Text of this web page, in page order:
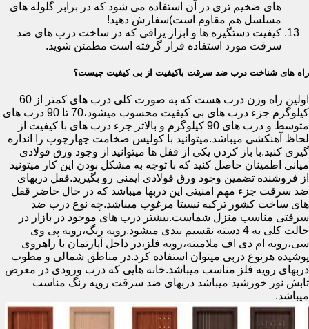
های ضخیم تری در آن استفاده می شود که در برابر گلوله های
مسلسل هم مقاوم است)سفارش دهید!
کیفیت دستگیره ها و ابزار یراقی که در ساخت درب های ضد
سرقت مورد استفاده قرار گرفته است مطمئن شوید.
راه های شناخت درب ضد سرقت باکیفیت از بی کیفیت چیست؟
اولین راه وزن درب هست که به صورت کلی درب های کمتر از 60
کیلوگرم جزء درب های بی کیفیت محسوب میشود،70 تا 90 درب های
متوسط و درب های 90 کیلوگرم و بالاتر جزء درب های با کیفیت از
لحاظ آهنکشی میباشد.میتوانید با کولیس ضخامت چهارچوب را اندازه
گیری کنید.با باز کردن یکی از قفل ها میتوانید از وجود ورق فولادی
میانی اطمینان حاصل کنید که با توجه به مشکل بودن این کار میتونید
از فروشنده تضمین وجود ورق فولادی ایمنی رو بگیرید.قفل دربهای
ضد سرقت جزء مهم امنیتی این دربها میباشد که در حال حاضر قفل
های ساخت کشور ترکیه نسبتا مرغوب میباشد.چه نوع درب ضد
سرقتی مناسب منزل شماست.بیشتر درب های موجود در بازار در
حالت کلی به 4 دسته تقسیم بندی میشود.رویه رنگ،رویه پی وی
سی،رویه ام دی اف ملامینه،رویه فلز،در داخل آپارتمان با راهروی
پوشیده هرنوع دربی میتوان استفاده کرد.در مناطق شمالی و مطوب
دربهای رویه فلز مناسب میباشد.خانه هایی که درب ورودی در معرض
تابش نور خورشید میباشد دربهای ضد سرقت رویه رنگ مناسب
میباشد.